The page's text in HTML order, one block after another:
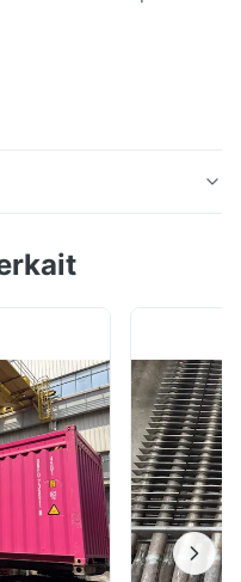
Deskripsi Produk
seperti
2. Istilah